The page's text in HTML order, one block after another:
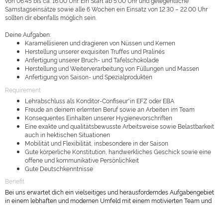
Samstagseinsätze sowie alle 6 Wochen ein Einsatz von 12.30 – 22.00 Uhr
sollten dir ebenfalls möglich sein.
Deine Aufgaben:
Karamellisieren und dragieren von Nüssen und Kernen
Herstellung unserer exquisiten Truffes und Pralinés
Anfertigung unserer Bruch- und Tafelschokolade
Herstellung und Weiterverarbeitung von Füllungen und Massen
Anfertigung von Saison- und Spezialprodukten
Requirement
Lehrabschluss als Konditor-Confiseur*in EFZ oder EBA
Freude an deinem erlernten Beruf sowie an Arbeiten im Team
Konsequentes Einhalten unserer Hygienevorschriften
Eine exakte und qualitätsbewusste Arbeitsweise sowie Belastbarkeit
auch in hektischen Situationen
Mobilität und Flexibilität, insbesondere in der Saison
Gute körperliche Konstitution, handwerkliches Geschick sowie eine
offene und kommunikative Persönlichkeit
Gute Deutschkenntnisse
Benefit
Bei uns erwartet dich ein vielseitiges und herausforderndes Aufgabengebiet
in einem lebhaften und modernen Umfeld mit einem motivierten Team und